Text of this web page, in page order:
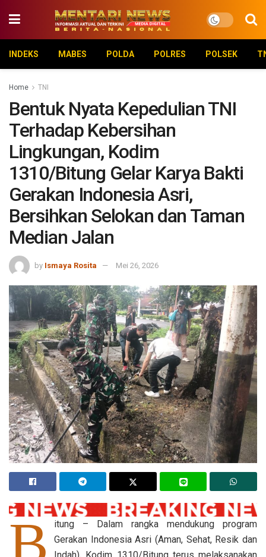
INDEKS MABES POLDA POLRES POLSEK
Home TNI
Bentuk Nyata Kepedulian TNI
Terhadap Kebersihan
Lingkungan, Kodim
1310/Bitung Gelar Karya Bakti
Gerakan Indonesia Asri,
Bersihkan Selokan dan Taman
Median Jalan
by Ismaya Rosita Mei 26, 2026
B
itung – Dalam rangka mendukung program
Gerakan Indonesia Asri (Aman, Sehat, Resik dan